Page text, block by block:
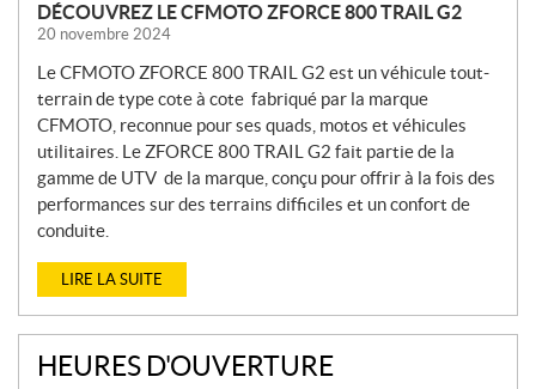
DÉCOUVREZ LE CFMOTO ZFORCE 800 TRAIL G2
20 novembre 2024
Le CFMOTO ZFORCE 800 TRAIL G2 est un véhicule tout-
terrain de type cote à cote fabriqué par la marque
CFMOTO, reconnue pour ses quads, motos et véhicules
utilitaires. Le ZFORCE 800 TRAIL G2 fait partie de la
gamme de UTV de la marque, conçu pour offrir à la fois des
performances sur des terrains difficiles et un confort de
conduite.
LIRE LA SUITE
HEURES D'OUVERTURE